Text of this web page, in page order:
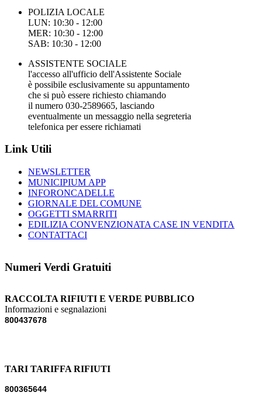
POLIZIA LOCALE
LUN: 10:30 - 12:00
MER: 10:30 - 12:00
SAB: 10:30 - 12:00
ASSISTENTE SOCIALE
l'accesso all'ufficio dell'Assistente Sociale
è possibile esclusivamente su appuntamento
che si può essere richiesto chiamando
il numero 030-2589665, lasciando
eventualmente un messaggio nella segreteria
telefonica per essere richiamati
Link Utili
NEWSLETTER
MUNICIPIUM APP
INFORONCADELLE
GIORNALE DEL COMUNE
OGGETTI SMARRITI
EDILIZIA CONVENZIONATA CASE IN VENDITA
CONTATTACI
Numeri Verdi Gratuiti
RACCOLTA RIFIUTI E VERDE PUBBLICO
Informazioni e segnalazioni
800437678
TARI TARIFFA RIFIUTI
800365644